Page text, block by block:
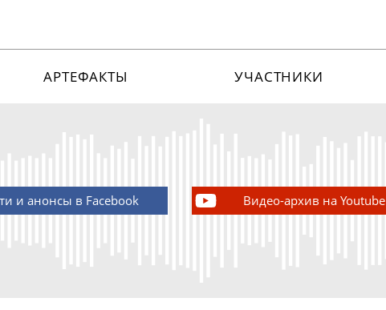
АРТЕФАКТЫ УЧАСТНИКИ
и анонсы в Facebook Видео-архив на Youtube